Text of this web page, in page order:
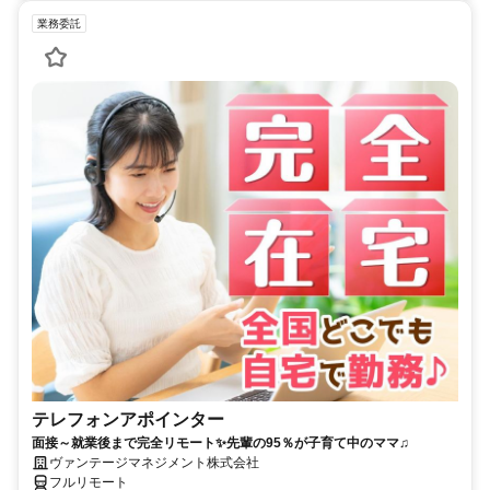
業務委託
テレフォンアポインター
面接～就業後まで完全リモート✨先輩の95％が子育て中のママ♫
ヴァンテージマネジメント株式会社
フルリモート